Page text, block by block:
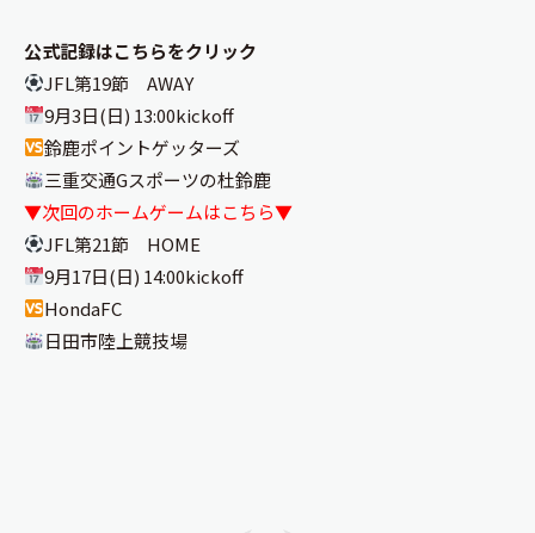
公式記録はこちらをクリック
JFL第19節 AWAY
9月3日(日) 13:00kickoff
鈴鹿ポイントゲッターズ
三重交通Gスポーツの杜鈴鹿
▼次回のホームゲームはこちら▼
JFL第21節 HOME
9月17日(日) 14:00kickoff
HondaFC
日田市陸上競技場